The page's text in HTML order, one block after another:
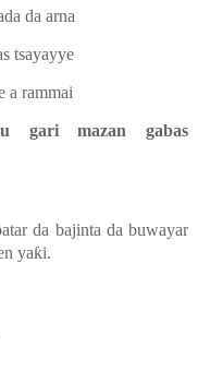
da arna
tsayayye
a rammai
gari mazan gabas
da bajinta da buwayar
yaƙi.